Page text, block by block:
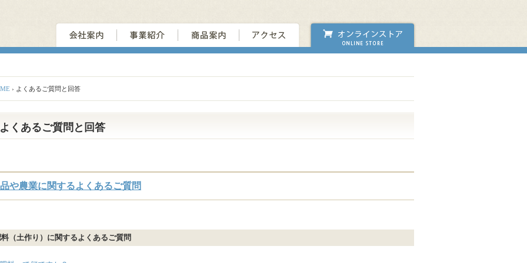
› よくあるご質問と回答
よくあるご質問と回答
や農業に関するよくあるご質問
（土作り）に関するよくあるご質問